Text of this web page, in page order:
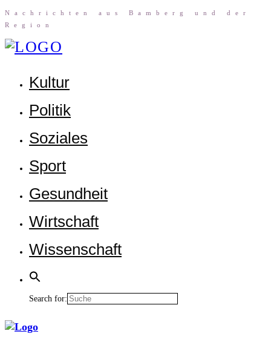
Nach­rich­ten aus Bam­berg und der
Region
Kul­tur
Poli­tik
Sozia­les
Sport
Gesund­heit
Wirt­schaft
Wis­sen­schaft
Search for: